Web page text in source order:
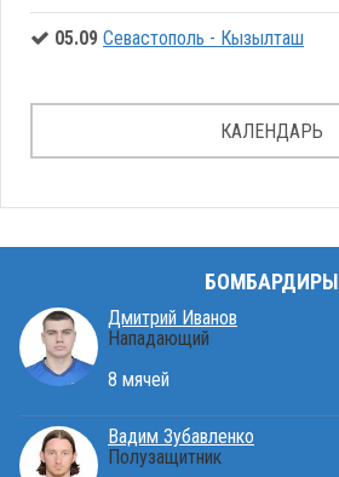
05.09 Севастополь - Кызылташ
КАЛЕНДАРЬ
БОМБАРДИРЫ
Дмитрий Иванов
Нападающий
8 мячей
Вадим Зубавленко
Полузащитник